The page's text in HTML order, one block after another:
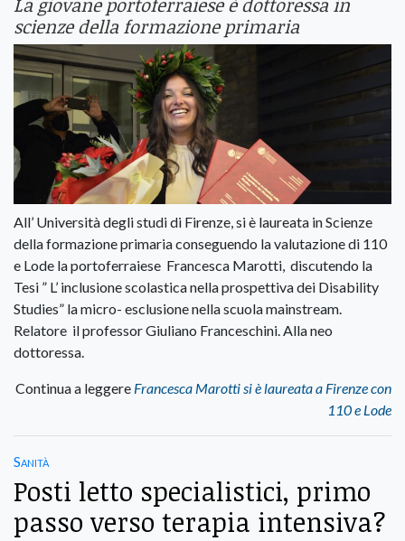
scienze della formazione primaria
All’ Università degli studi di Firenze, si è laureata in Scienze
della formazione primaria conseguendo la valutazione di 110
e Lode la portoferraiese Francesca Marotti, discutendo la
Tesi ” L’ inclusione scolastica nella prospettiva dei Disability
Studies” la micro- esclusione nella scuola mainstream.
Relatore il professor Giuliano Franceschini. Alla neo
dottoressa.
Continua a leggere Francesca Marotti si è laureata a Firenze con
110 e Lode
Sanità
Posti letto specialistici, primo
passo verso terapia intensiva?